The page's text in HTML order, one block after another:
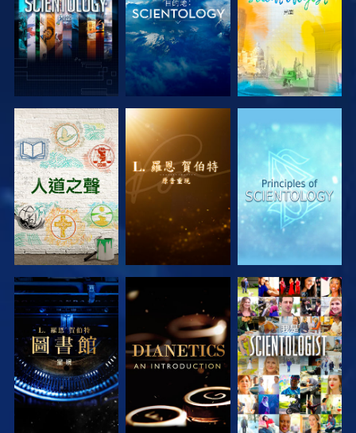
探索系列節目 探索系列節目 探索系列節目
探索系列節目 探索系列節目 觀看